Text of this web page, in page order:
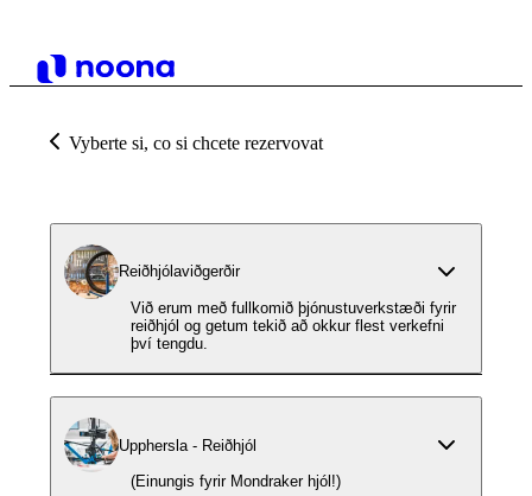
Vyberte si, co si chcete rezervovat
Reiðhjólaviðgerðir
Við erum með fullkomið þjónustuverkstæði fyrir
reiðhjól og getum tekið að okkur flest verkefni
því tengdu.
Upphersla - Reiðhjól
(Einungis fyrir Mondraker hjól!)